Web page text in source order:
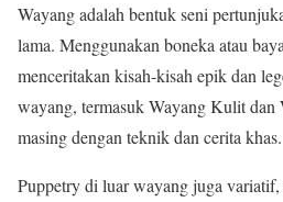
Wayang adalah bentuk seni
lama. Menggunakan boneka atau
menceritakan kisah-kisah epik dan
wayang, termasuk Wayang Kulit dan
masing dengan teknik dan cerita khas.
Puppetry di luar wayang juga